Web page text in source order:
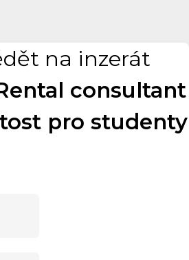
na inzerát
consultant
pro studenty